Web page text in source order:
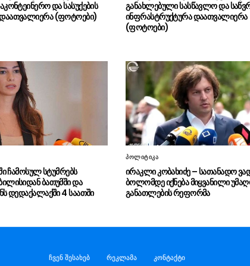
და სასუქების
(ფოტოები)
განახლებული სასწავლო და
ინფრასტრუქტურა დაათვალიერა
(ფოტოები)
ჩამოსულ სტუმრებს
ბათუმში და
დედაქალაქში 4 საათში
პოლიტიკა
ირაკლი კობახიძე – სათანადო
ბოლომდე იქნება მიყვანილი
განათლების რეფორმა
ჩვენ შესახებ რეკლამა კონტაქტი